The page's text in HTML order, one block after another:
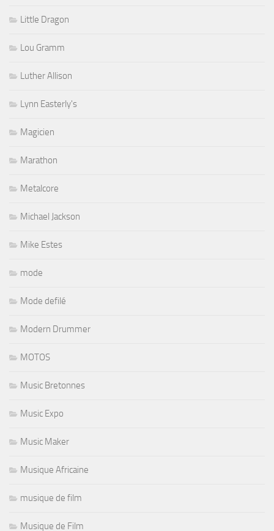
Little Dragon
Lou Gramm
Luther Allison
Lynn Easterly's
Magicien
Marathon
Metalcore
Michael Jackson
Mike Estes
mode
Mode defilé
Modern Drummer
MOTOS
Music Bretonnes
Music Expo
Music Maker
Musique Africaine
musique de film
Musique de Film